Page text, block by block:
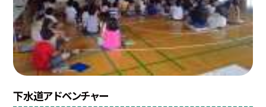
下水道アドベンチャー